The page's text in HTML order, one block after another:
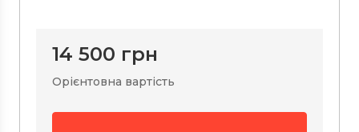
14 500 грн
Орієнтовна вартість